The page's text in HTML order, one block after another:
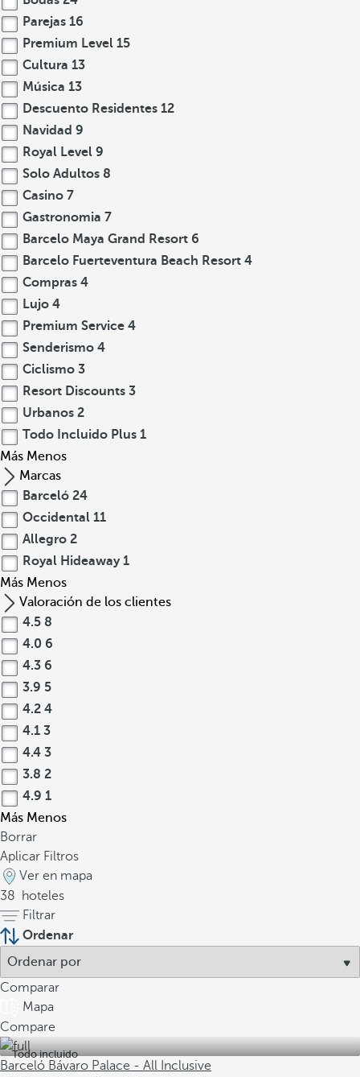
Parejas 16
Premium Level 15
Cultura 13
Música 13
Descuento Residentes 12
Navidad 9
Royal Level 9
Solo Adultos 8
Casino 7
Gastronomia 7
Barcelo Maya Grand Resort 6
Barcelo Fuerteventura Beach Resort 4
Compras 4
Lujo 4
Premium Service 4
Senderismo 4
Ciclismo 3
Resort Discounts 3
Urbanos 2
Todo Incluido Plus 1
Más Menos
Marcas
Barceló 24
Occidental 11
Allegro 2
Royal Hideaway 1
Más Menos
Valoración de los clientes
4.5 8
4.0 6
4.3 6
3.9 5
4.2 4
4.1 3
4.4 3
3.8 2
4.9 1
Más Menos
Borrar
Aplicar Filtros
Ver en mapa
38
hoteles
Filtrar
Ordenar
Comparar
Mapa
Compare
Todo incluido
Barceló Bávaro Palace - All Inclusive